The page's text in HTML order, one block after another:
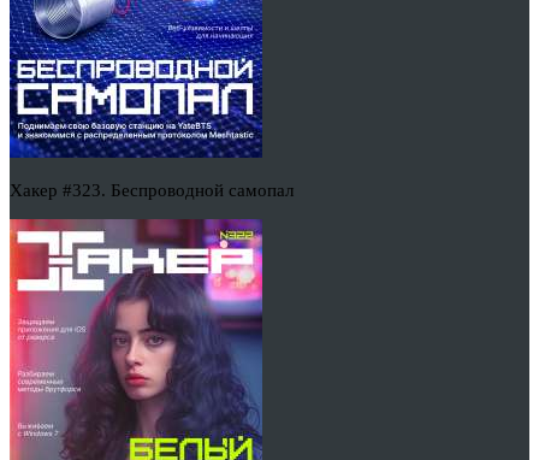
Хакер #323. Беспроводной самопал